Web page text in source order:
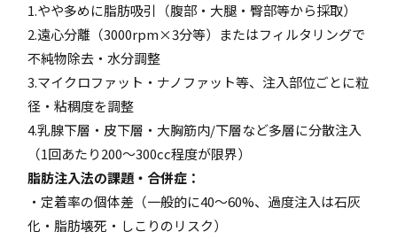
1.やや多めに脂肪吸引（腹部・大腿・臀部等から採取）
2.遠心分離（3000rpm×3分等）またはフィルタリングで
不純物除去・水分調整
3.マイクロファット・ナノファット等、注入部位ごとに粒
径・粘稠度を調整
4.乳腺下層・皮下層・大胸筋内/下層など多層に分散注入
（1回あたり200～300cc程度が限界）
脂肪注入法の課題・合併症：
・定着率の個体差（一般的に40～60%、過度注入は石灰
化・脂肪壊死・しこりのリスク）